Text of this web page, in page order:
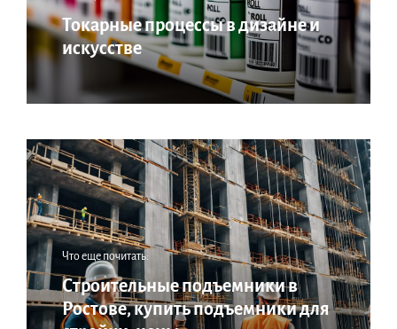
Токарные процессы в дизайне и
искусстве
Что еще почитать:
Строительные подъемники в
Ростове, купить подъемники для